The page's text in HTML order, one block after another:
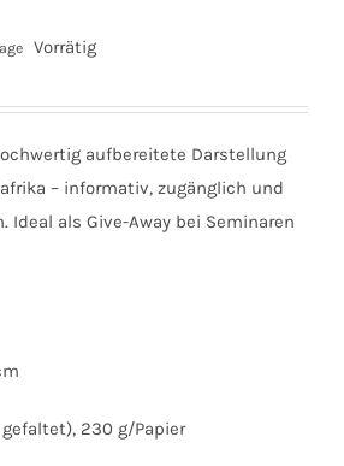
Vorrätig
aufbereitete Darstellung
– informativ, zugänglich und
Ideal als Give-Away bei Seminaren
230 g/Papier